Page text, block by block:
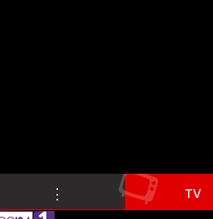
⋮ 📺 TV